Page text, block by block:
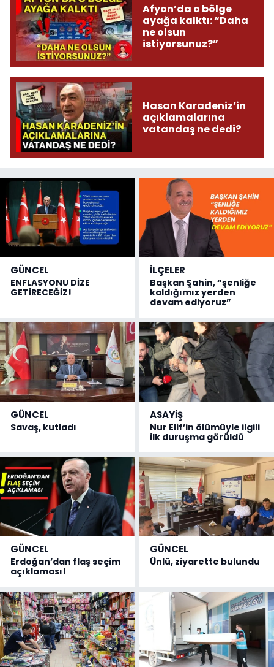
Afyon’da o bölge
ayağa kalktı: “Daha
ne olsun
istiyorsunuz?”
Hasan Karadeniz’in
açıklamalarına
vatandaş ne dedi?
GÜNCEL
ENFLASYONU DİZE
GETİRECEĞİZ!
İLÇELER
Başkan Şahin, “şenliğe
kaldığımız yerden
devam ediyoruz”
GÜNCEL
Savaş, kutladı
ASAYİŞ
Nur Elif’in ölümüyle ilgili
ilk duruşma görüldü
GÜNCEL
Erdoğan’dan flaş seçim
açıklaması!
GÜNCEL
Ünlü, ziyarette bulundu